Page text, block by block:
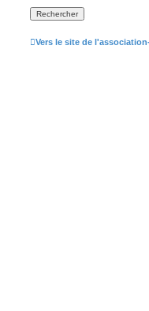
Vers le site de